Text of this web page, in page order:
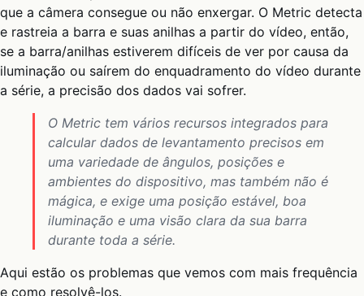
que a câmera consegue ou não enxergar. O Metric detecta
e rastreia a barra e suas anilhas a partir do vídeo, então,
se a barra/anilhas estiverem difíceis de ver por causa da
iluminação ou saírem do enquadramento do vídeo durante
a série, a precisão dos dados vai sofrer.
O Metric tem vários recursos integrados para
calcular dados de levantamento precisos em
uma variedade de ângulos, posições e
ambientes do dispositivo, mas também não é
mágica, e exige uma posição estável, boa
iluminação e uma visão clara da sua barra
durante toda a série.
Aqui estão os problemas que vemos com mais frequência
e como resolvê-los.